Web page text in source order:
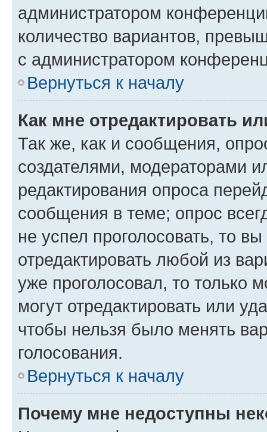
администратором
количество вариантов,
с администратором
Вернуться к началу
Как мне отредактировать
Так же, как и сообщения,
создателями, модераторами
редактирования опроса
сообщения в теме; опрос
не успел проголосовать, то
отредактировать любой из
уже проголосовал, то только
могут отредактировать или
чтобы нельзя было менять
голосования.
Вернуться к началу
Почему мне недоступны